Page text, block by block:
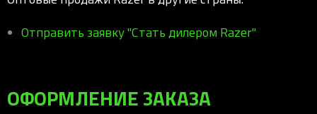
Отправить заявку "Стать дилером Razer"
ОФОРМЛЕНИЕ ЗАКАЗА